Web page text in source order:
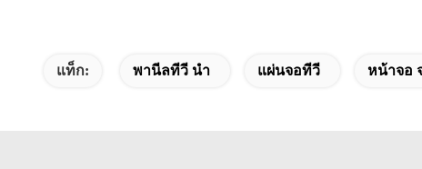
แท็ก: พานีลทีวี นำ แผ่นจอทีวี หน้าจอ